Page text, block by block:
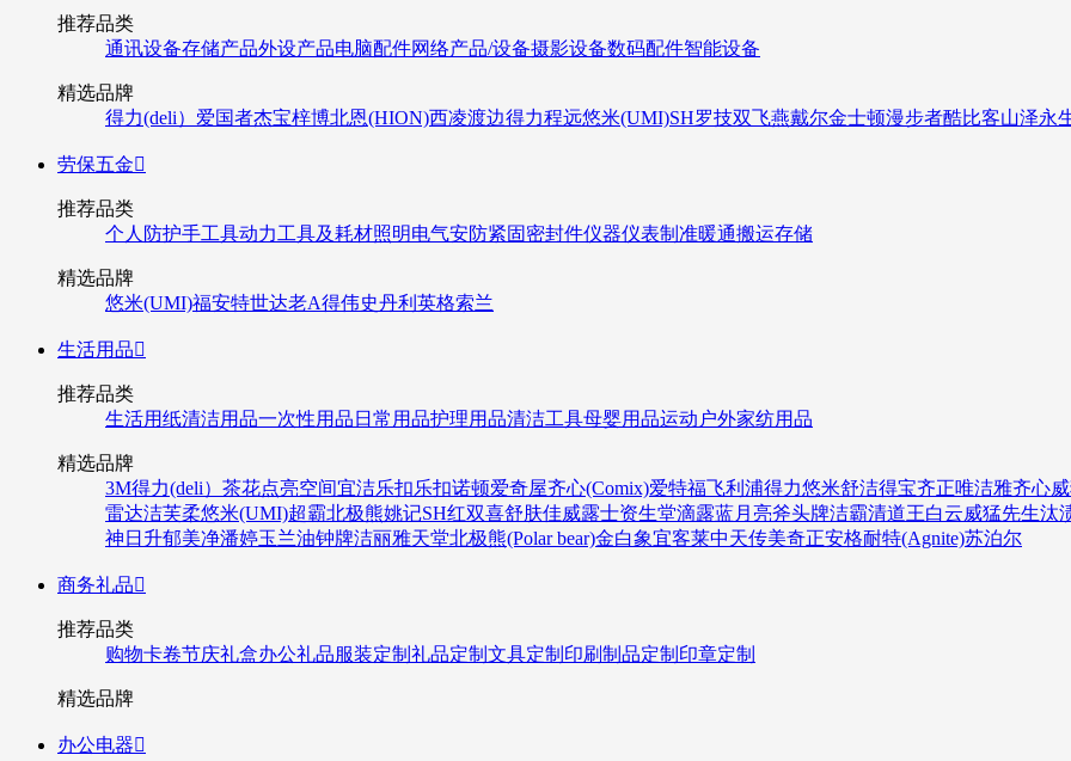
推荐品类
通讯设备存储产品外设产品电脑配件网络产品/设备摄影设备数码配件智能设备
精选品牌
得力(deli） 爱国者杰宝梓博北恩(HION)西凌渡边得力程远悠米(UMI)SH罗技双飞燕戴尔金士顿漫步者酷比客山泽永
劳保五金
推荐品类
个人防护手工具动力工具及耗材照明电气安防紧固密封件仪器仪表制准暖通搬运存储
精选品牌
悠米(UMI)福安特世达老A得伟史丹利 英格索兰
生活用品
推荐品类
生活用纸清洁用品一次性用品 日常用品护理用品清洁工具母婴用品运动户外家纺用品
精选品牌
3M得力(deli） 茶花点亮空间宜洁乐扣乐扣诺顿爱奇屋齐心(Comix)爱特福飞利浦得力悠米舒洁得宝齐正唯洁雅齐心
雷达洁芙柔悠米(UMI)超霸北极熊姚记SH红双喜舒肤佳威露士资生堂滴露蓝月亮斧头牌洁霸清道王白云威猛先生汰
神 日升郁美净潘婷玉兰油钟牌洁丽雅天堂北极熊(Polar bear)金白象宜客莱中天传美奇正安格耐特(Agnite)苏泊尔
商务礼品
推荐品类
购物卡卷节庆礼盒办公礼品服装定制 礼品定制 文具定制 印刷制品定制 印章定制
精选品牌
办公电器